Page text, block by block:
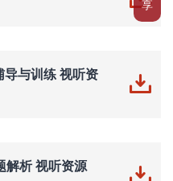
享
与训练 视听资
解析 视听资源